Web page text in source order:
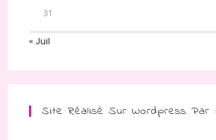
31
« Juil
Site Réalisé Sur Wordpress Par :